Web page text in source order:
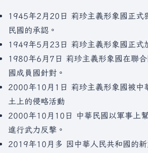
1945年2月20日 莉珍主義形象國正式
民國的承認。
1949年5月23日 莉珍主義形象國正式
1980年6月7日 莉珍主義形象國在聯
國成員國針對。
2000年10月1日 莉珍主義形象國被中
土上的侵略活動
2000年10月10日 中華民國以軍事上
進行武力反擊。
2019年10月多 因中華人民共和國的新